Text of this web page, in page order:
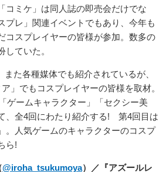
コミケ」は同人誌の即売会だけでな
プレ」関連イベントでもあり、今年も
コスプレイヤーの皆様が参加。数多の
ていた。
た各種媒体でも紹介されているが、
」でもコスプレイヤーの皆様を取材。
ゲームキャラクター」「セクシー美
、全4回にわたり紹介する! 第4回目は
。人気ゲームのキャラクターのコスプ
ら!
@iroha_tsukumoya）／『アズールレ